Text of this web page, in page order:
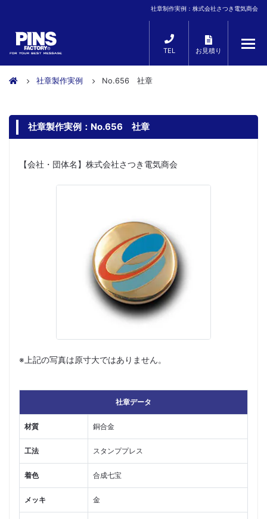
社章制作実例：株式会社さつき電気商会
TEL お見積り
社章製作実例 No.656 社章
社章製作実例：No.656 社章
【会社・団体名】株式会社さつき電気商会
※上記の写真は原寸大ではありません。
社章データ
材質 銅合金
工法 スタンププレス
着色 合成七宝
メッキ 金